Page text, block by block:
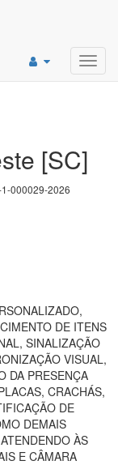
[SC]
000029-2026
DE ITENS
SINALIZAÇÃO
VISUAL,
DA PRESENÇA
CRACHÁS,
DE
DEMAIS
ÀS
E CÂMARA